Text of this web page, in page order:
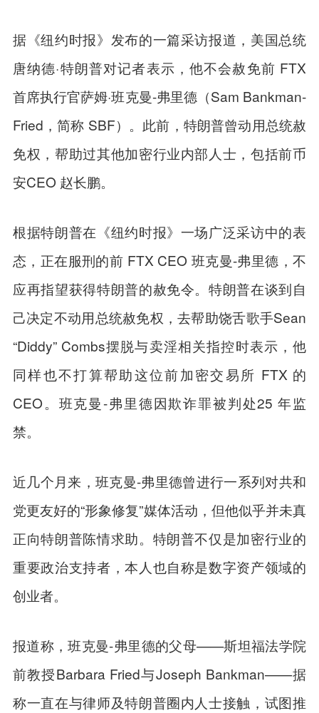
据《纽约时报》发布的一篇采访报道，美国总统
唐纳德·特朗普对记者表示，他不会赦免前 FTX
首席执行官萨姆·班克曼-弗里德（Sam Bankman-
Fried，简称 SBF）。此前，特朗普曾动用总统赦
免权，帮助过其他加密行业内部人士，包括前币
安CEO 赵长鹏。
根据特朗普在《纽约时报》一场广泛采访中的表
态，正在服刑的前 FTX CEO 班克曼-弗里德，不
应再指望获得特朗普的赦免令。特朗普在谈到自
己决定不动用总统赦免权，去帮助饶舌歌手Sean
“Diddy” Combs摆脱与卖淫相关指控时表示，他
同样也不打算帮助这位前加密交易所 FTX 的
CEO。班克曼-弗里德因欺诈罪被判处25 年监
禁。
近几个月来，班克曼-弗里德曾进行一系列对共和
党更友好的“形象修复”媒体活动，但他似乎并未真
正向特朗普陈情求助。特朗普不仅是加密行业的
重要政治支持者，本人也自称是数字资产领域的
创业者。
报道称，班克曼-弗里德的父母——斯坦福法学院
前教授Barbara Fried与Joseph Bankman——据
称一直在与律师及特朗普圈内人士接触，试图推